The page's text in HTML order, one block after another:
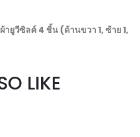
ยูวีซิลค์ 4 ชิ้น (ด้านขวา 1, ซ้าย 1,
LIKE